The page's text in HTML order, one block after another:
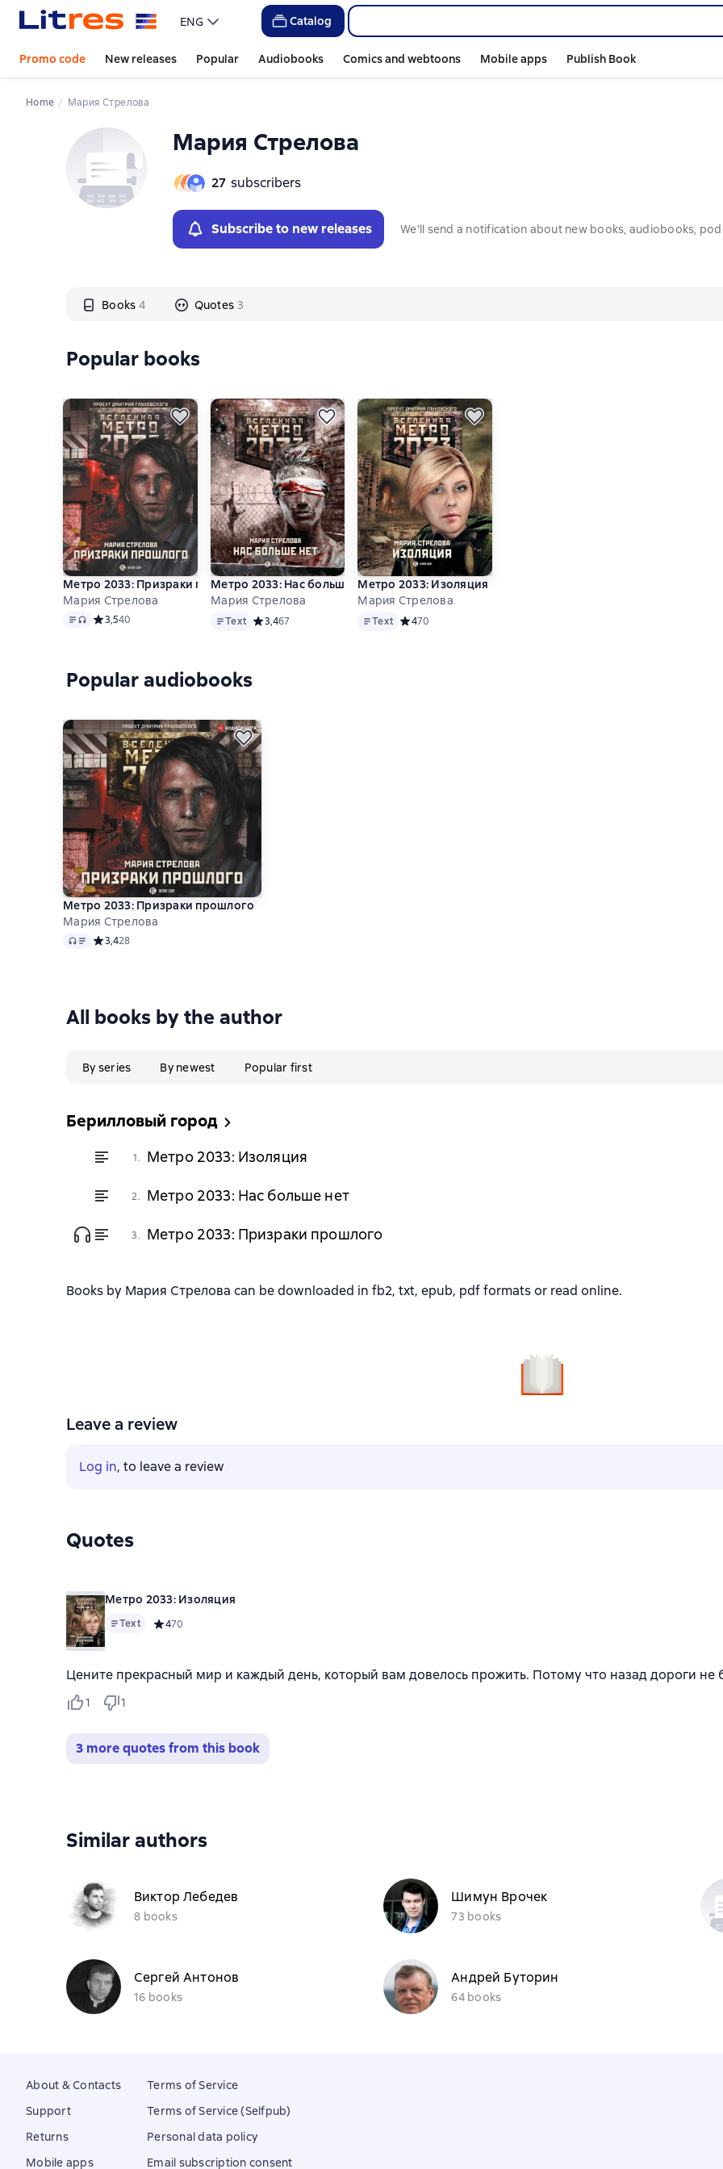
ENG Catalog
Promo code New releases Popular Audiobooks Comics and webtoons Mobile apps Publish Book
Home Мария Стрелова
Мария Стрелова
27 subscribers
Subscribe to new releases We'll send a notification about new books, audiobooks,
Books 4 Quotes 3
Слайдер с книгами
Popular books
Метро 2033: Призраки прошлого
Мария Стрелова
Text, audio format available
Средний рейтинг 3,5 на основе 40 оценок
3,540
Метро 2033: Нас больше нет
Мария Стрелова
TextText Средний рейтинг 3,4 на основе 67 оценок
3,467
Метро 2033: Изоляция
Мария Стрелова
TextText Средний рейтинг 4 на основе 70 оценок
470
Слайдер с книгами
Popular audiobooks
Метро 2033: Призраки прошлого
Мария Стрелова
Audio Средний рейтинг 3,4 на основе 28 оценок
3,428
All books by the author
By series By newest Popular first
Берилловый город
1. Метро 2033: Изоляция
2. Метро 2033: Нас больше нет
3. Метро 2033: Призраки прошлого
Books by Мария Стрелова can be downloaded in fb2, txt, epub, pdf formats or read online.
Leave a review
Log in, to leave a review
Quotes
Метро 2033: Изоляция
Text Средний рейтинг 4 на основе 70 оценок
470
Цените прекрасный мир и каждый день, который вам довелось прожить. Потому что назад дороги не
1 1
3 more quotes from this book
Similar authors
Виктор Лебедев
8 books
Шимун Врочек
73 books
Сергей Антонов
16 books
Андрей Буторин
64 books
About & Contacts
Support
Returns
Mobile apps
Terms of Service
Terms of Service (Selfpub)
Personal data policy
Email subscription consent